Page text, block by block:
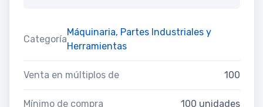
Categoría
Máquinaria, Partes Industriales y
Herramientas
Venta en múltiplos de 100
Mínimo de compra 100 unidades